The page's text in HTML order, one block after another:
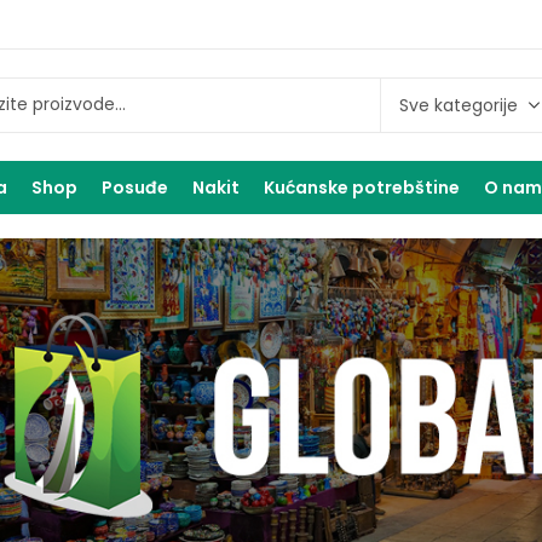
Shop Posuđe Nakit Kućanske potrebštine O